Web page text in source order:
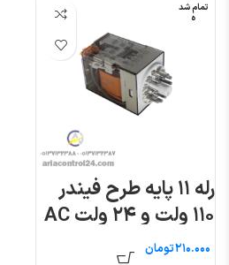
تمام شد
ه
رله ۱۱ پایه طرح فیندر
۱۱۰ ولت و ۲۴ ولت AC
تومان